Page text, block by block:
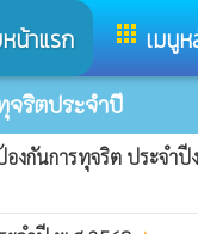
น้าแรก apps เมนู
จริตประจําปี
งกันการทุจริต ประจำ